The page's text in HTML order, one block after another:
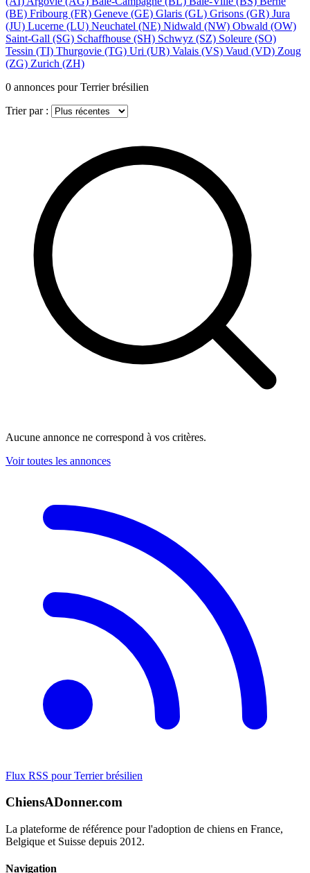
(BE) Fribourg (FR) Geneve (GE) Glaris (GL) Grisons (GR) Jura
(JU) Lucerne (LU) Neuchatel (NE) Nidwald (NW) Obwald (OW)
Saint-Gall (SG) Schaffhouse (SH) Schwyz (SZ) Soleure (SO)
Tessin (TI) Thurgovie (TG) Uri (UR) Valais (VS) Vaud (VD) Zoug
(ZG) Zurich (ZH)
0 annonces pour Terrier brésilien
Trier par :
Aucune annonce ne correspond à vos critères.
Voir toutes les annonces
Flux RSS pour Terrier brésilien
ChiensADonner.com
La plateforme de référence pour l'adoption de chiens en France,
Belgique et Suisse depuis 2012.
Navigation